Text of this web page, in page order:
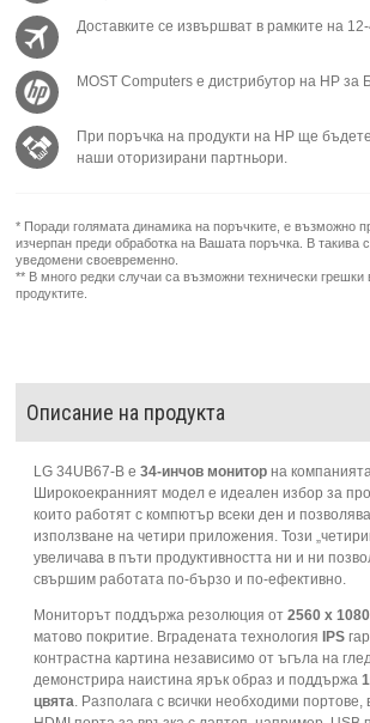
Доставките се извършват в рамките на 12-
MOST Computers е дистрибутор на HP за
При поръчка на продукти на HP ще
наши оторизирани партньори.
* Поради голямата динамика на поръчките, е възможно
изчерпан преди обработка на Вашата поръчка. В такива
уведомени своевременно.
** В много редки случаи са възможни технически грешки
продуктите.
Описание на продукта
LG 34UB67-B е34-инчов мониторна
Широкоекранният модел е идеален избор за
които работят с компютър всеки ден и
използване на четири приложения. Този
увеличава в пъти продуктивността ни и ни
свършим работата по-бързо и по-ефективно.
Мониторът поддържа резолюция от2560 х
матово покритие. Вградената технологияIPS
контрастна картина независимо от ъгъла на
демонстрира наистина ярък образ и поддържа
цвята . Разполага с всички необходими портове,